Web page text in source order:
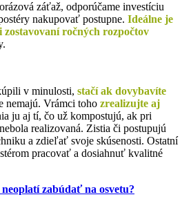
záťaž, odporúčame investíciu
nakupovať postupne. Ideálne je
ročných rozpočtov
v minulosti, stačí ak dovybavíte
nemajú. Vrámci toho zrealizujte aj
ju aj tí, čo už kompostujú, ak pri
realizovaná. Zistia či postupujú
a zdieľať svoje skúsenosti. Ostatní
pracovať a dosiahnuť kvalitné
zabúdať na osvetu?